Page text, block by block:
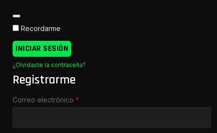
Recordarme
INICIAR SESIÓN
¿Olvidaste la contraseña?
Registrarme
Correo electrónico *Requerido